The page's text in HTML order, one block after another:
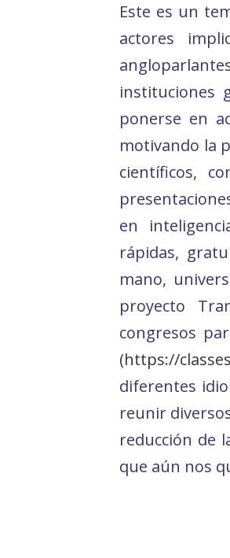
Este es un
actores
instituciones
ponerse en
motivando la
científicos,
en
rápidas,
mano,
proyecto
congresos
(https://
diferentes
reunir
reducción de
que aún nos